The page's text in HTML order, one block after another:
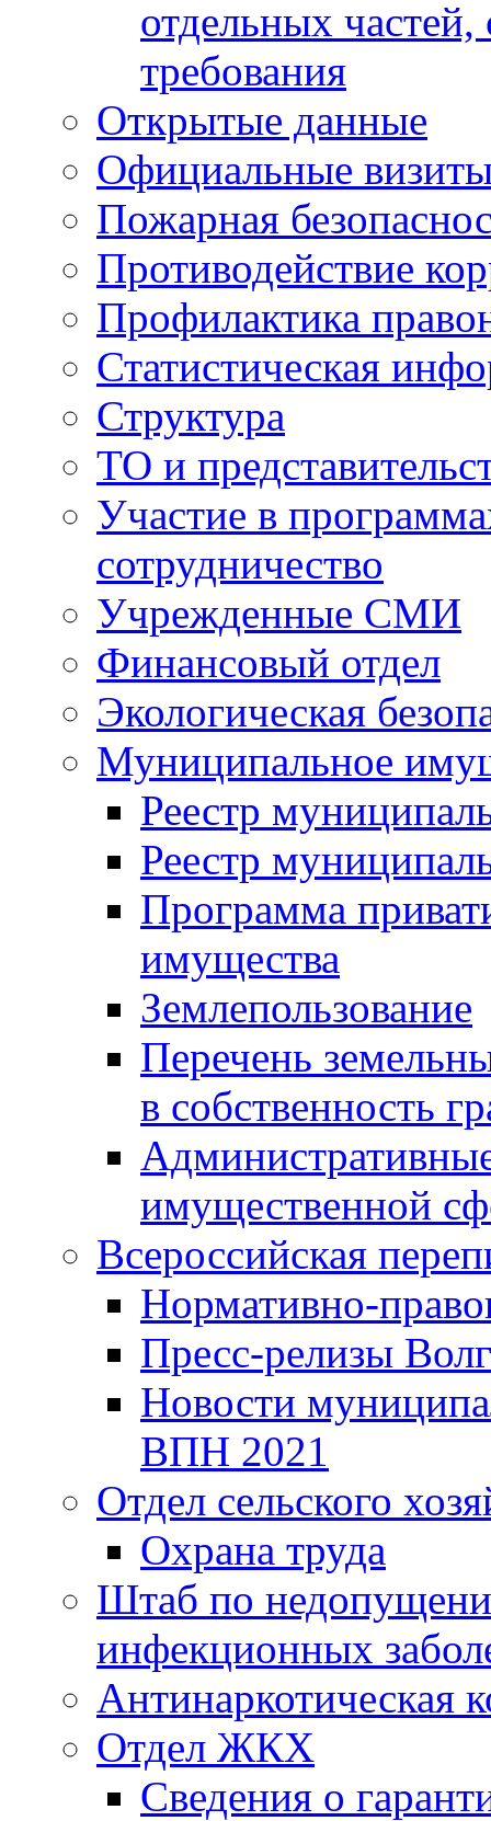
отдельных
требования
Открытые данные
Официальные
Пожарная
Противодействие
Профилактика
Статистическая
Структура
ТО и
Участие в
сотрудничество
Учрежденные СМИ
Финансовый отдел
Экологическая
Муниципальное
Реестр
Реестр
Программа
имущества
Землепользование
Перечень
в собственность
имущественной
Всероссийская
Нормативно-
Пресс-релизы
Новости
ВПН 2021
Отдел сельского
Охрана труда
Штаб по
инфекционных
Антинаркотическая
Отдел ЖКХ
Сведения о